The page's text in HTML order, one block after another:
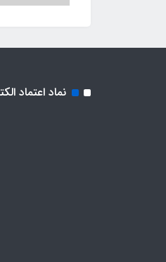
نماد اعتماد